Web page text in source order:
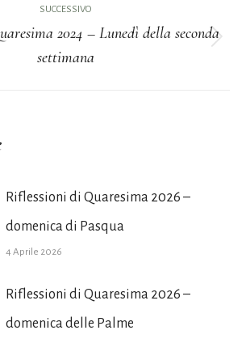
SUCCESSIVO
2024 – Lunedì della seconda
settimana
Riflessioni di Quaresima 2026 –
domenica di Pasqua
4 Aprile 2026
Riflessioni di Quaresima 2026 –
domenica delle Palme